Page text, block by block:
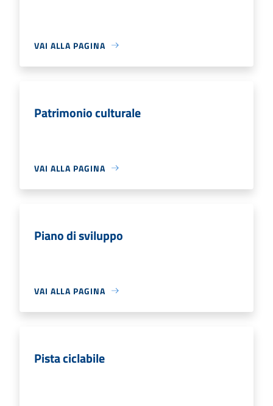
VAI ALLA PAGINA
Patrimonio culturale
VAI ALLA PAGINA
Piano di sviluppo
VAI ALLA PAGINA
Pista ciclabile